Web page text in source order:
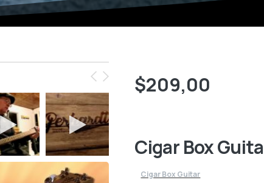
$209,00
Cigar Box
Cigar Box Guitar